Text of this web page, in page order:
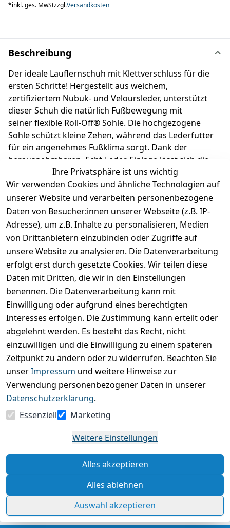
*inkl. ges. MwStzzgl.Versandkosten
Beschreibung
Der ideale Lauflernschuh mit Klettverschluss für die
ersten Schritte! Hergestellt aus weichem,
zertifiziertem Nubuk- und Veloursleder, unterstützt
dieser Schuh die natürlich Fußbewegung mit
seiner flexible Roll-Off® Sohle. Die hochgezogene
Sohle schützt kleine Zehen, während das Lederfutter
für ein angenehmes Fußklima sorgt. Dank der
herausnehmbaren, Echt-Leder-Einlage lässt sich die
richtige Größe leicht bestimmen. Dein Kind steht nur
auf Natur pur! Richter Kinderschuhe - Kids shoes since
1893.
Produktdetails
Kundenrezensionen
Durchschnittliche Bewertung
0
Basierend auf 0 Bewertung(en)
Bewertung abgeben
5
( 0 )
4
( 0 )
3
( 0 )
2
( 0 )
1
Artikel abgegeben
Rechtliche Hinweise – Klicken Sie hier für weitere
Ihre Privatsphäre ist uns wichtig
Wir verwenden Cookies und ähnliche Technologien auf
unserer Website und verarbeiten personenbezogene
Daten von Besucher:innen unserer Webseite (z.B. IP-
Adresse), um z.B. Inhalte zu personalisieren, Medien
von Drittanbietern einzubinden oder Zugriffe auf
unsere Website zu analysieren. Die Datenverarbeitung
erfolgt erst durch gesetzte Cookies. Wir teilen diese
Daten mit Dritten, die wir in den Einstellungen
benennen. Die Datenverarbeitung kann mit
Einwilligung oder aufgrund eines berechtigten
Interesses erfolgen. Die Zustimmung kann erteilt oder
abgelehnt werden. Es besteht das Recht, nicht
einzuwilligen und die Einwilligung zu einem späteren
Zeitpunkt zu ändern oder zu widerrufen. Beachten Sie
unserImpressum und weitere Hinweise zur
Verwendung personenbezogener Daten in unserer
Datenschutzerklärung.
Essenziell
Marketing
Weitere Einstellungen
Alles akzeptieren
Alles ablehnen
Auswahl akzeptieren